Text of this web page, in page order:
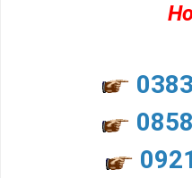
Sim Lục Quý 7 - "Sim Đẳng cấp -
Sim Lục Quý 9 có ý
Sim lục quý 9 gồm 6 số 9 năm